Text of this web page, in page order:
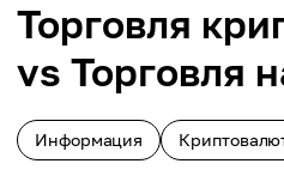
Торговля
vs Торговля
Информация